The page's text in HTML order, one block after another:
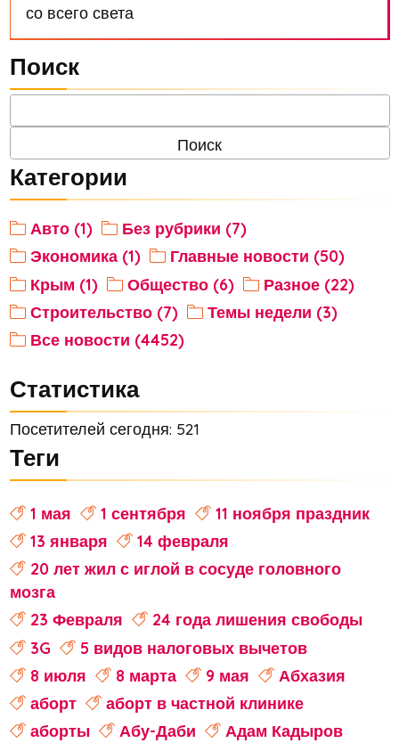
со всего света
Поиск
Категории
Авто (1)
Без рубрики (7)
Экономика (1)
Главные новости (50)
Крым (1)
Общество (6)
Разное (22)
Строительство (7)
Темы недели (3)
Все новости (4452)
Статистика
Посетителей сегодня: 521
Теги
1 мая 1 сентября
11 ноября праздник
13 января
14 февраля
20 лет жил с иглой в сосуде головного
мозга
23 Февраля
24 года лишения свободы
3G
5 видов налоговых вычетов
8 июля
8 марта 9 мая
Абхазия
аборт
аборт в частной клинике
аборты
Абу-Даби Адам Кадыров